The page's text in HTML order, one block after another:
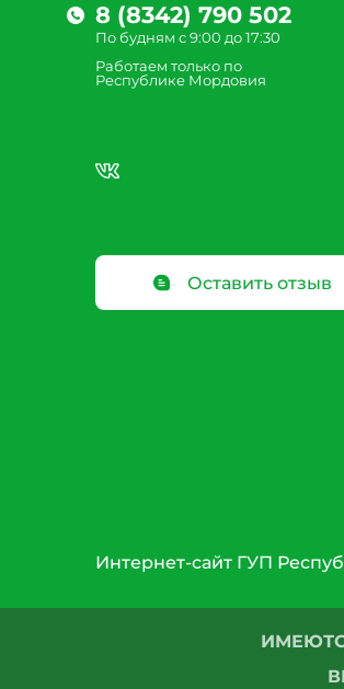
8 (8342) 790 502
По будням с 9:00 до 17:30
Работаем только по
Республике Мордовия
Оставить отзыв
Интернет-сайт ГУП